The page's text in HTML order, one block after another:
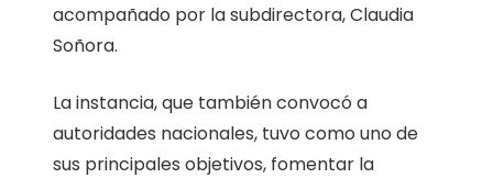
acompañado por la subdirectora, Claudia
Soñora.
La instancia, que también convocó a
autoridades nacionales, tuvo como uno de
sus principales objetivos, fomentar la